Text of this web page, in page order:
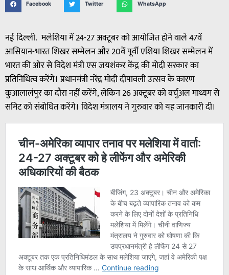
Facebook Twitter WhatsApp
नई दिल्ली. मलेशिया में 24-27 अक्टूबर को आयोजित होने वाले 47वें
आसियान-भारत शिखर सम्मेलन और 20वें पूर्वी एशिया शिखर सम्मेलन में
भारत की ओर से विदेश मंत्री एस जयशंकर केंद्र की मोदी सरकार का
प्रतिनिधित्व करेंगे। प्रधानमंत्री नरेंद्र मोदी दीपावली उत्सव के कारण
कुआलालंपुर का दौरा नहीं करेंगे, लेकिन 26 अक्टूबर को वर्चुअल माध्यम से
समिट को संबोधित करेंगे। विदेश मंत्रालय ने गुरुवार को यह जानकारी दी।